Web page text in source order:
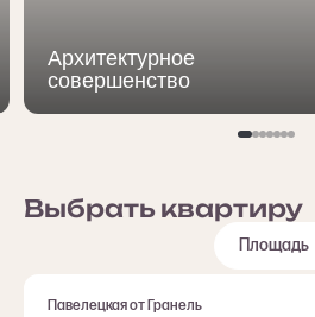
Архитектурное
совершенство
Выбрать квартиру
Площадь
Павелецкая от Гранель